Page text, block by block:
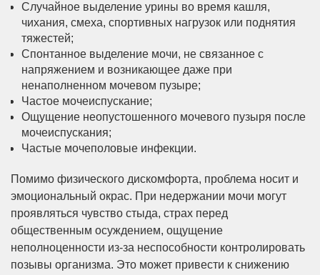
Случайное выделение урины во время кашля,
чихания, смеха, спортивных нагрузок или поднятия
тяжестей;
Спонтанное выделение мочи, не связанное с
напряжением и возникающее даже при
ненаполненном мочевом пузыре;
Частое мочеиспускание;
Ощущение неопустошенного мочевого пузыря после
мочеиспускания;
Частые мочеполовые инфекции.
Помимо физического дискомфорта, проблема носит и
эмоциональный окрас. При недержании мочи могут
проявляться чувство стыда, страх перед
общественным осуждением, ощущение
неполноценности из-за неспособности контролировать
позывы организма. Это может привести к снижению